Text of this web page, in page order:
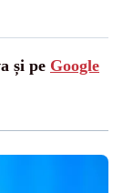
și pe Google